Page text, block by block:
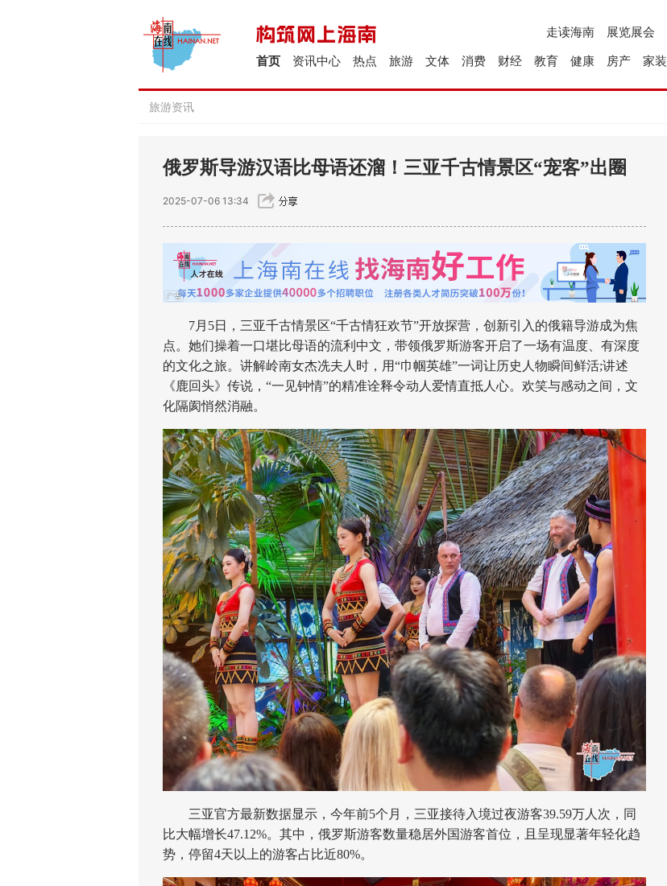
展览展会
走读海南
家装
房产
健康
教育
财经
消费
文体
旅游
热点
资讯中心
首页
旅游资讯
俄罗斯导游汉语比母语还溜！三亚千古情景区“宠客”出圈
2025-07-06 13:34
7月5日，三亚千古情景区“千古情狂欢节”开放探营，创新引入的俄籍导游成为焦
点。她们操着一口堪比母语的流利中文，带领俄罗斯游客开启了一场有温度、有深度
的文化之旅。讲解岭南女杰冼夫人时，用“巾帼英雄”一词让历史人物瞬间鲜活;讲述
《鹿回头》传说，“一见钟情”的精准诠释令动人爱情直抵人心。欢笑与感动之间，文
化隔阂悄然消融。
三亚官方最新数据显示，今年前5个月，三亚接待入境过夜游客39.59万人次，同
比大幅增长47.12%。其中，俄罗斯游客数量稳居外国游客首位，且呈现显著年轻化趋
势，停留4天以上的游客占比近80%。